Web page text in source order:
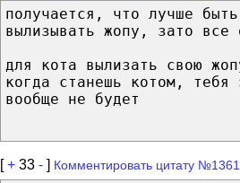
получается, что лучше
вылизывать жопу, зато все
для кота вылизать свою
когда станешь котом, тебя
вообще не будет
[+ 33 - ] Комментировать цитату